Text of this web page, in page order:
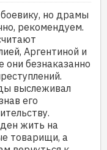
но драмы
рекомендуем.
Аргентиной и
безнаказанно
выслеживал
его
жить на
товарищи, а